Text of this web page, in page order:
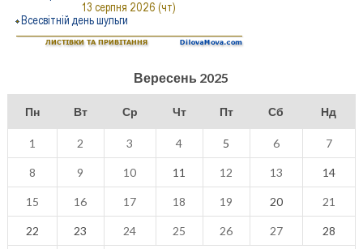
Вересень 2025
Пн Вт Ср Чт Пт Сб Нд
1 2 3 4 5 6 7
8 9 10 11 12 13 14
15 16 17 18 19 20 21
22 23 24 25 26 27 28